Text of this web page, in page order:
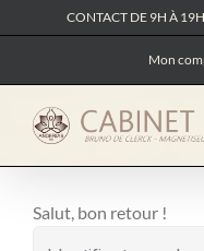
au
CONTACT DE 9H À
Mon
Salut, bon retour !